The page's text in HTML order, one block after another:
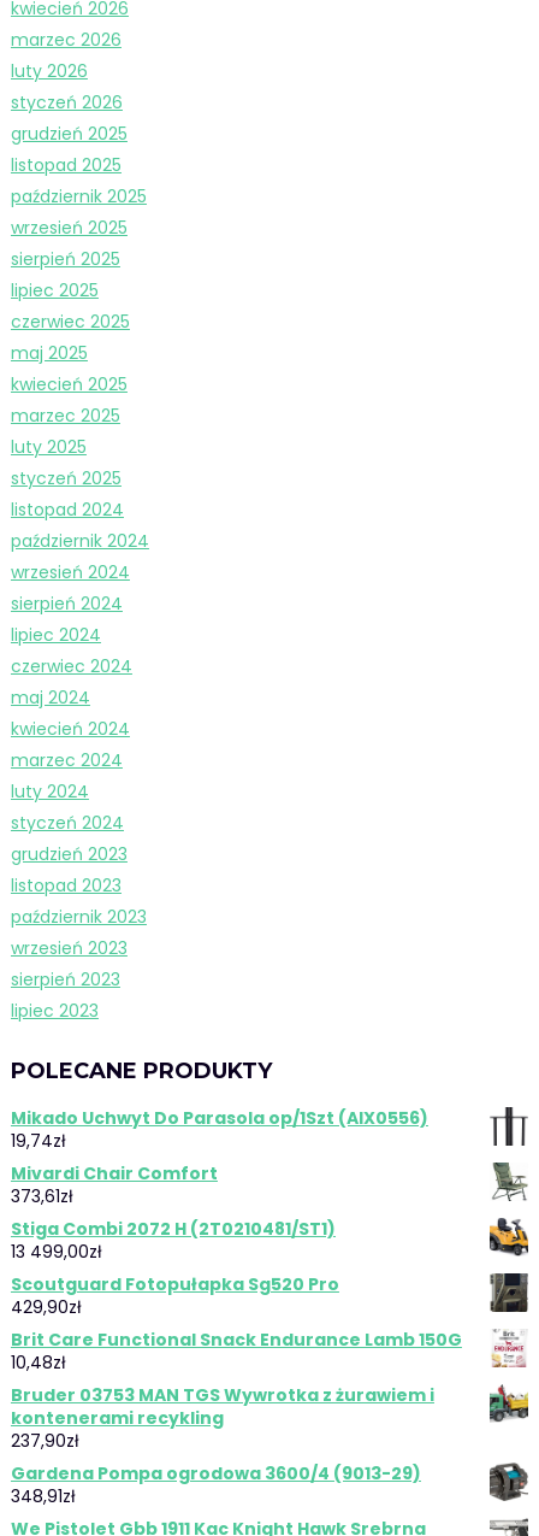
kwiecień 2026
marzec 2026
luty 2026
styczeń 2026
grudzień 2025
listopad 2025
październik 2025
wrzesień 2025
sierpień 2025
lipiec 2025
czerwiec 2025
maj 2025
kwiecień 2025
marzec 2025
luty 2025
styczeń 2025
listopad 2024
październik 2024
wrzesień 2024
sierpień 2024
lipiec 2024
czerwiec 2024
maj 2024
kwiecień 2024
marzec 2024
luty 2024
styczeń 2024
grudzień 2023
listopad 2023
październik 2023
wrzesień 2023
sierpień 2023
lipiec 2023
POLECANE PRODUKTY
Mikado Uchwyt Do Parasola op/1Szt (AIX0556)
19,74zł
Mivardi Chair Comfort
373,61zł
Stiga Combi 2072 H (2T0210481/ST1)
13 499,00zł
Scoutguard Fotopułapka Sg520 Pro
429,90zł
Brit Care Functional Snack Endurance Lamb 150G
10,48zł
Bruder 03753 MAN TGS Wywrotka z żurawiem i
kontenerami recykling
237,90zł
Gardena Pompa ogrodowa 3600/4 (9013-29)
348,91zł
We Pistolet Gbb 1911 Kac Knight Hawk Srebrna